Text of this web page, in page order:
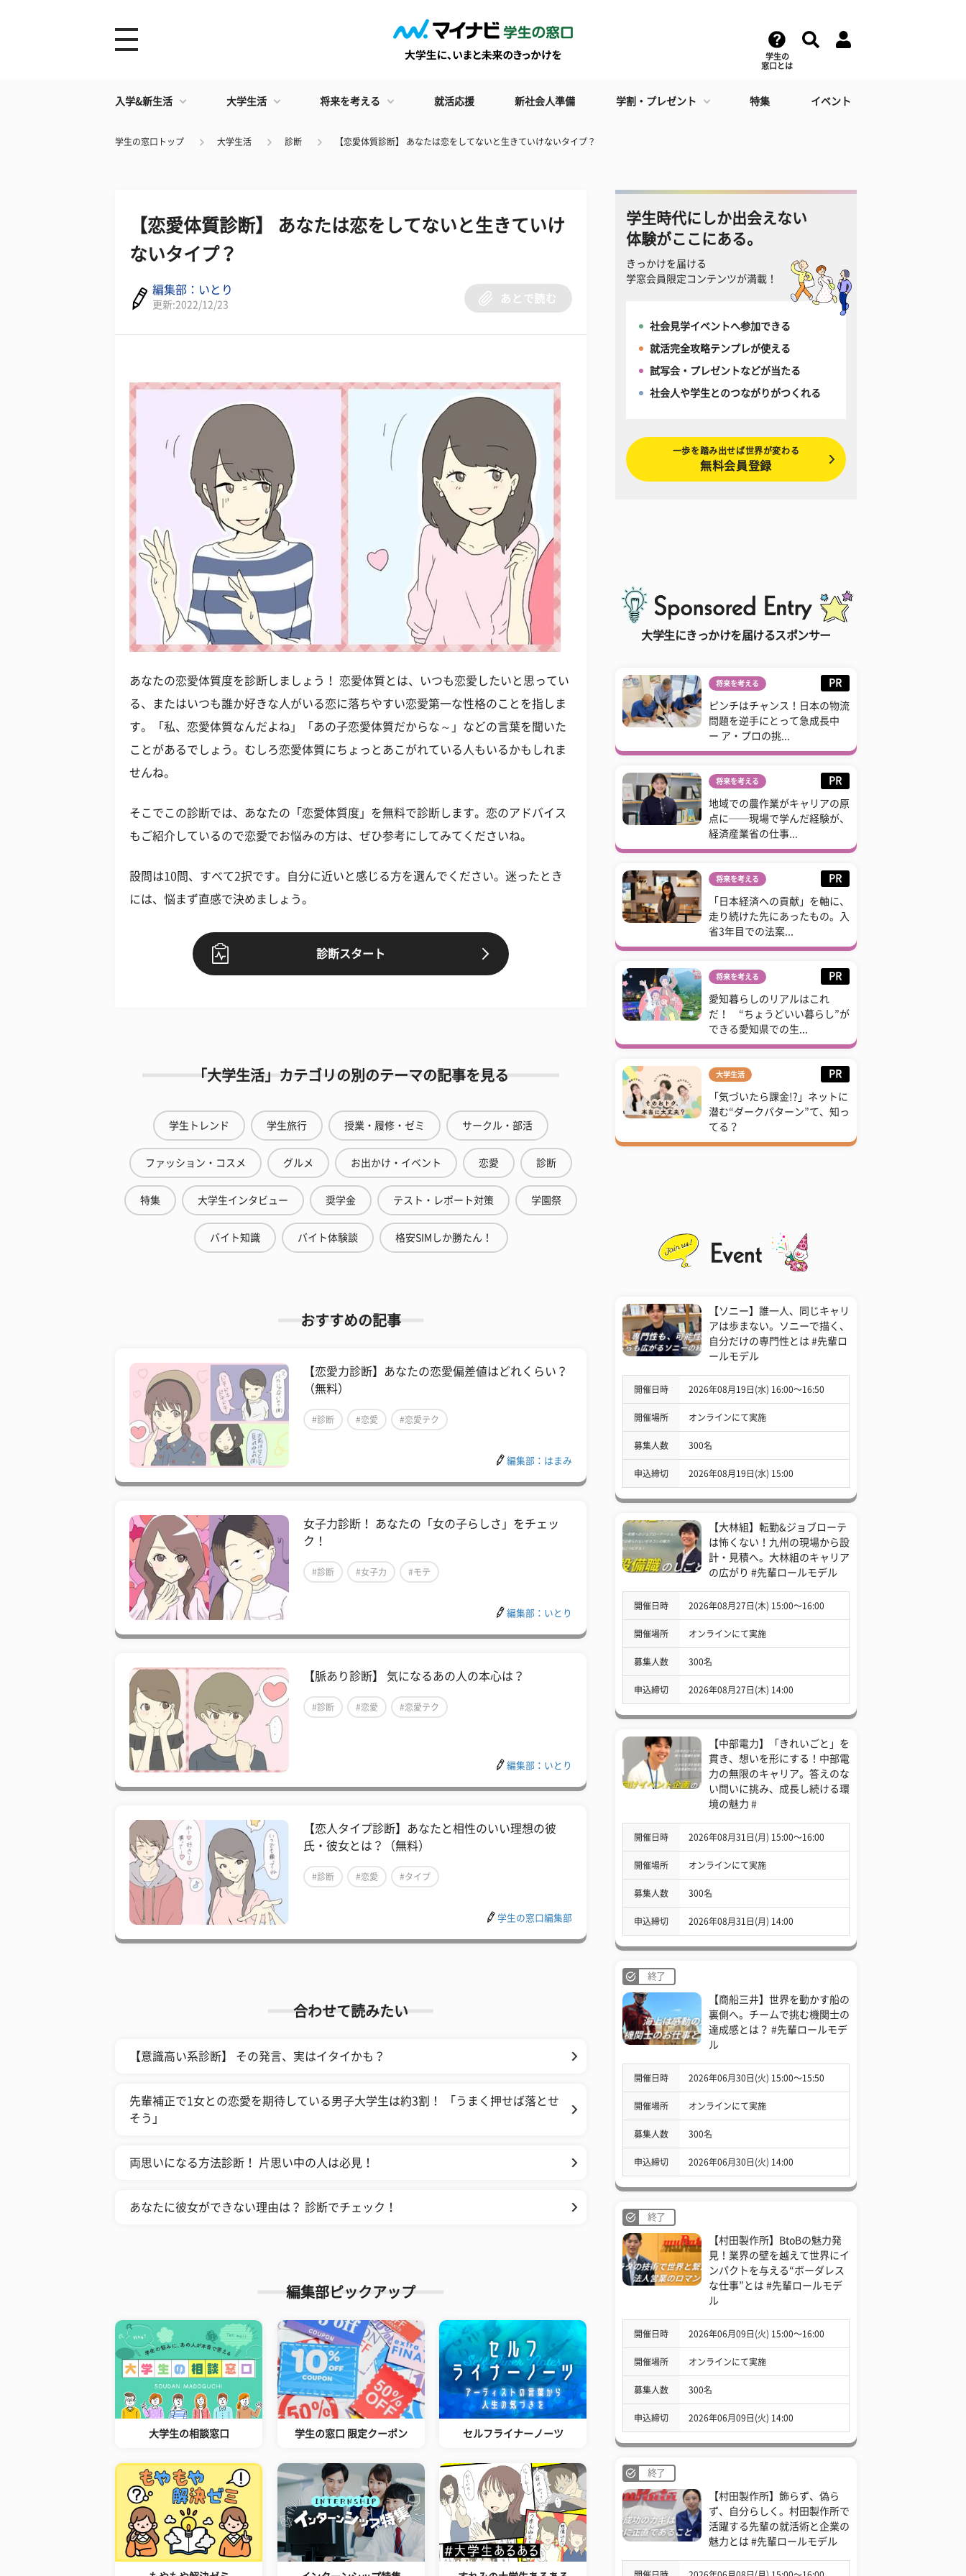
学生の
窓口とは
入学&新生活 大学生活 将来を考える 就活応援 新社会人準備 学割・プレゼント 特集 イベント
学生の窓口トップ 大学生活 診断 【恋愛体質診断】 あなたは恋をしてないと生きていけないタイプ？
【恋愛体質診断】 あなたは恋をしてないと生きていけ
ないタイプ？
編集部：いとり
更新:2022/12/23
あとで読む
あなたの恋愛体質度を診断しましょう！ 恋愛体質とは、いつも恋愛したいと思ってい
る、またはいつも誰か好きな人がいる恋に落ちやすい恋愛第一な性格のことを指しま
す。「私、恋愛体質なんだよね」「あの子恋愛体質だからな～」などの言葉を聞いた
ことがあるでしょう。むしろ恋愛体質にちょっとあこがれている人もいるかもしれま
せんね。
そこでこの診断では、あなたの「恋愛体質度」を無料で診断します。恋のアドバイス
もご紹介しているので恋愛でお悩みの方は、ぜひ参考にしてみてくださいね。
設問は10問、すべて2択です。自分に近いと感じる方を選んでください。迷ったとき
には、悩まず直感で決めましょう。
診断スタート
「大学生活」カテゴリの別のテーマの記事を見る
学生トレンド 学生旅行 授業・履修・ゼミ サークル・部活
ファッション・コスメ グルメ お出かけ・イベント 恋愛 診断
特集 大学生インタビュー 奨学金 テスト・レポート対策 学園祭
バイト知識 バイト体験談 格安SIMしか勝たん！
おすすめの記事
【恋愛力診断】あなたの恋愛偏差値はどれくらい？
（無料）
#診断 #恋愛 #恋愛テク
編集部：はまみ
女子力診断！ あなたの「女の子らしさ」をチェッ
ク！
#診断 #女子力 #モテ
編集部：いとり
【脈あり診断】 気になるあの人の本心は？
#診断 #恋愛 #恋愛テク
編集部：いとり
【恋人タイプ診断】あなたと相性のいい理想の彼
氏・彼女とは？（無料）
#診断 #恋愛 #タイプ
学生の窓口編集部
合わせて読みたい
【意識高い系診断】 その発言、実はイタイかも？
先輩補正で1女との恋愛を期待している男子大学生は約3割！ 「うまく押せば落とせ
そう」
両思いになる方法診断！ 片思い中の人は必見！
あなたに彼女ができない理由は？ 診断でチェック！
編集部ピックアップ
大学生の相談窓口 学生の窓口 限定クーポン セルフライナーノーツ
学生時代にしか出会えない
体験がここにある。
きっかけを届ける
学窓会員限定コンテンツが満載！
社会見学イベントへ参加できる
就活完全攻略テンプレが使える
試写会・プレゼントなどが当たる
社会人や学生とのつながりがつくれる
一歩を踏み出せば世界が変わる
無料会員登録
大学生にきっかけを届けるスポンサー
将来を考える PR
ピンチはチャンス！日本の物流
問題を逆手にとって急成長中
ー ア・プロの挑...
将来を考える PR
地域での農作業がキャリアの原
点に──現場で学んだ経験が、
経済産業省の仕事...
将来を考える PR
「日本経済への貢献」を軸に、
走り続けた先にあったもの。入
省3年目での法案...
将来を考える PR
愛知暮らしのリアルはこれ
だ！ “ちょうどいい暮らし”が
できる愛知県での生...
大学生活 PR
「気づいたら課金!?」ネットに
潜む“ダークパターン”て、知っ
てる？
【ソニー】誰一人、同じキャリ
アは歩まない。ソニーで描く、
自分だけの専門性とは #先輩ロ
ールモデル
開催日時 2026年08月19日(水) 16:00〜16:50
開催場所 オンラインにて実施
募集人数 300名
申込締切 2026年08月19日(水) 15:00
【大林組】転勤&ジョブローテ
は怖くない！九州の現場から設
計・見積へ。大林組のキャリア
の広がり #先輩ロールモデル
開催日時 2026年08月27日(木) 15:00〜16:00
開催場所 オンラインにて実施
募集人数 300名
申込締切 2026年08月27日(木) 14:00
【中部電力】「きれいごと」を
貫き、想いを形にする！中部電
力の無限のキャリア。答えのな
い問いに挑み、成長し続ける環
境の魅力 #
開催日時 2026年08月31日(月) 15:00〜16:00
開催場所 オンラインにて実施
募集人数 300名
申込締切 2026年08月31日(月) 14:00
終了
【商船三井】世界を動かす船の
裏側へ。チームで挑む機関士の
達成感とは？ #先輩ロールモデ
ル
開催日時 2026年06月30日(火) 15:00〜15:50
開催場所 オンラインにて実施
募集人数 300名
申込締切 2026年06月30日(火) 14:00
終了
【村田製作所】BtoBの魅力発
見！業界の壁を越えて世界にイ
ンパクトを与える“ボーダレス
な仕事”とは #先輩ロールモデ
ル
開催日時 2026年06月09日(火) 15:00〜16:00
開催場所 オンラインにて実施
募集人数 300名
申込締切 2026年06月09日(火) 14:00
終了
【村田製作所】飾らず、偽ら
ず、自分らしく。村田製作所で
活躍する先輩の就活術と企業の
魅力とは #先輩ロールモデル
開催日時 2026年06月08日(月) 15:00〜16:00